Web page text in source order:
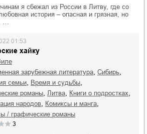
я сбежал из России в Литву, где со
история – опасная и грязная, но
…
хайку
01:53
зарубежная литература
Сибирь
семьи время и судьбы
романы Литва книги о подростках
народов комиксы и манга
/ графические романы
3